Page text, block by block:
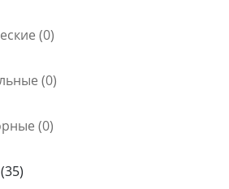
(0)
(0)
(0)
35)